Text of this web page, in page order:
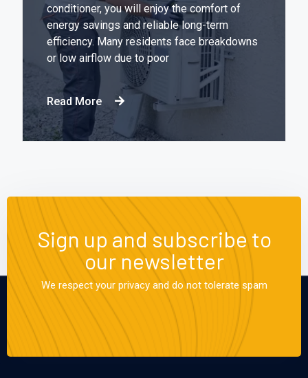
conditioner, you will enjoy the comfort of
energy savings and reliable long-term
efficiency. Many residents face breakdowns
or low airflow due to poor
Read More
Sign up and subscribe to
our newsletter
We respect your privacy and do not tolerate spam